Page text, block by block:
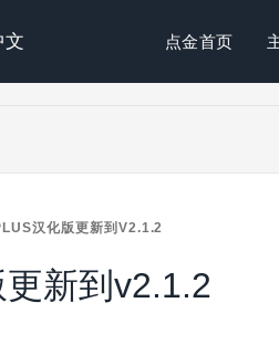
文 点金首页
汉化版更新到V2.1.2
新到v2.1.2